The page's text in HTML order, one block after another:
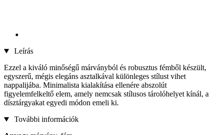
Leírás
Ezzel a kiváló minőségű márványból és robusztus fémből készült,
egyszerű, mégis elegáns asztalkával különleges stílust vihet
nappalijába. Minimalista kialakítása ellenére abszolút
figyelemfelkeltő elem, amely nemcsak stílusos tárolóhelyet kínál, a
dísztárgyakat egyedi módon emeli ki.
További információk